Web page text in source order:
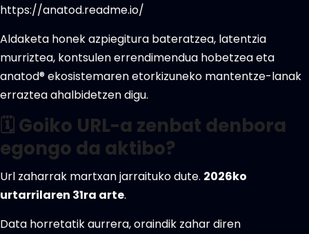
https://anatod.readme.io/
Aldaketa honek azpiegitura bateratzea, latentzia
murriztea, kontsulen errendimendua hobetzea eta
anatod® ekosistemaren etorkizuneko mantentze-lanak
erraztea ahalbidetzen digu.
🗓️ Goiko URL-a zenbat denbora
egongo da aktibo?
Url zaharrak martxan jarraituko dute. 2026ko
urtarrilaren 31ra arte.
Data horretatik aurrera, oraindik zahar diren